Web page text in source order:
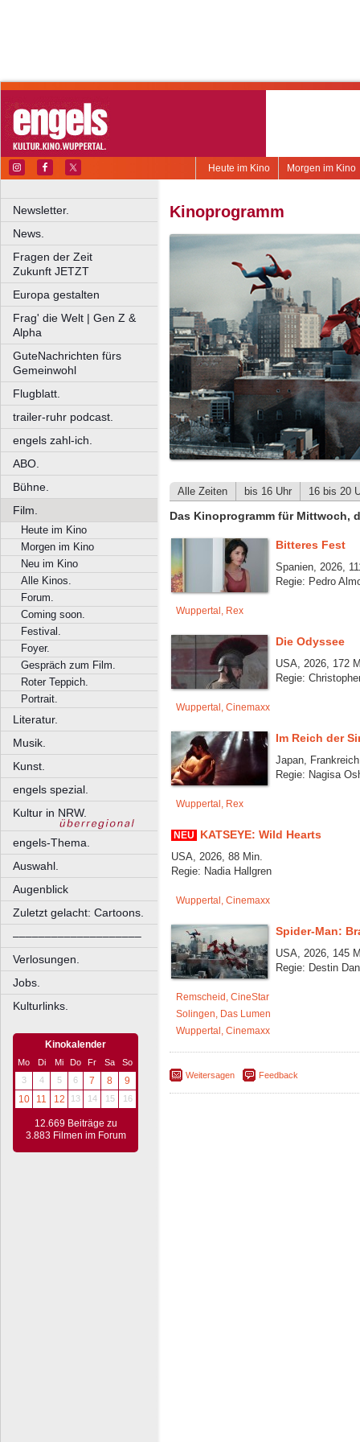
Morgen im Kino
Heute im Kino
Newsletter.
News.
Fragen der Zeit
Zukunft JETZT
Europa gestalten
Frag' die Welt | Gen Z &
Alpha
GuteNachrichten fürs
Gemeinwohl
Flugblatt.
trailer-ruhr podcast.
engels zahl-ich.
ABO.
Bühne.
Film.
Heute im Kino
Morgen im Kino
Neu im Kino
Alle Kinos.
Forum.
Coming soon.
Festival.
Foyer.
Gespräch zum Film.
Roter Teppich.
Portrait.
Literatur.
Musik.
Kunst.
engels spezial.
Kultur in NRW.
engels-Thema.
Auswahl.
Augenblick
Zuletzt gelacht: Cartoons.
––––––––––––––––––––
Verlosungen.
Jobs.
Kulturlinks.
Kinokalender
Mo Di Mi Do Fr Sa
So
3
4 5 6 7 8
9
10
11 12 13 14 15 16
12.669 Beiträge zu
3.883 Filmen im Forum
Kinoprogramm
Alle Zeiten bis 16 Uhr 16 bis 20
Das Kinoprogramm für Mittwoch,
Bitteres Fest
Spanien, 2026,
Regie: Pedro
Wuppertal, Rex
Die Odyssee
USA, 2026, 172
Regie:
Wuppertal, Cinemaxx
Im Reich der
Japan,
Regie: Nagisa
Wuppertal, Rex
NEU KATSEYE: Wild Hearts
USA, 2026, 88 Min.
Regie: Nadia Hallgren
Wuppertal, Cinemaxx
Spider-Man:
USA, 2026, 145
Regie: Destin
Remscheid, CineStar
Solingen, Das Lumen
Wuppertal, Cinemaxx
Weitersagen Feedback